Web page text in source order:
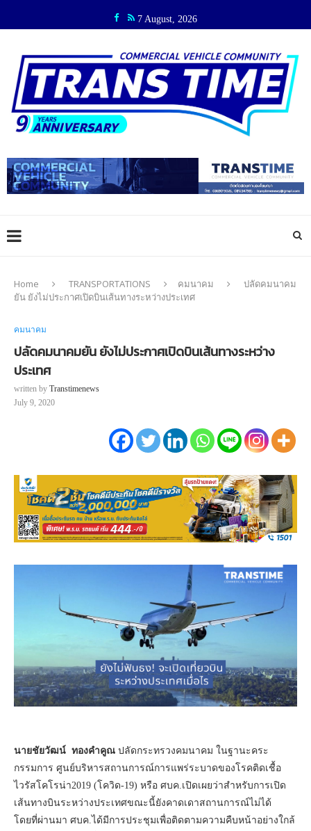
7 August, 2026
Home TRANSPORTATIONS คมนาคม
ปลัดคมนาคม
ยัน ยังไม่ประกาศเปิดบินเส้นทางระหว่างประเทศ
คมนาคม
ปลัดคมนาคมยัน ยังไม่ประกาศเปิดบินเส้นทางระหว่าง
ประเทศ
written by Transtimenews
July 9, 2020
นายชัยวัฒน์ ทองคำคูณ ปลัดกระทรวงคมนาคม ในฐานะคระ
กรรมการ ศูนย์บริหารสถานการณ์การแพร่ระบาดของโรคติดเชื้อ
ไวรัสโคโรน่า2019 (โควิด-19) หรือ ศบค.เปิดเผยว่าสำหรับการเปิด
เส้นทางบินระหว่างประเทศขณะนี้ยังคาดเดาสถานการณ์ไม่ได้
โดยที่ผ่านมา ศบค.ได้มีการประชุมเพื่อติดตามความคืบหน้าอย่างใกล้